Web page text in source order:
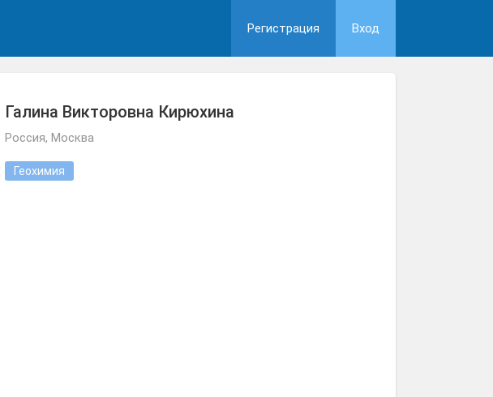
Регистрация Вход
Галина Викторовна Кирюхина
Россия, Москва
Геохимия